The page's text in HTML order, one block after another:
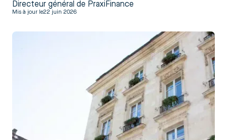
Directeur général de PraxiFinance
Mis à jour le22 juin 2026